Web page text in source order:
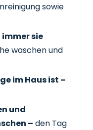
sowie
sie
waschen und
im Haus ist –
und
– den Tag